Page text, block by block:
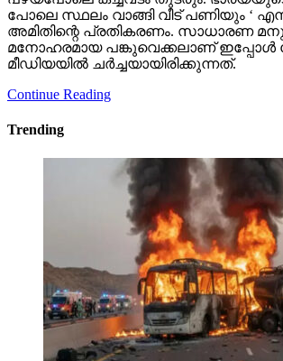
പോലെ സ്ഥലം വാങ്ങി വീട് പണിയും ‘
അമിതിന്റെ പ്രതികരണം. സാധാരണ
മനോഹരമായ പങ്കുവെക്കലാണ്
മീഡിയയില്‍ ചര്‍ച്ചയായിരിക്കുന്നത്.
Continue Reading
Trending